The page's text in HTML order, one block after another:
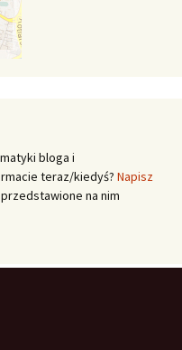
bloga i
teraz/kiedyś? Napisz
na nim